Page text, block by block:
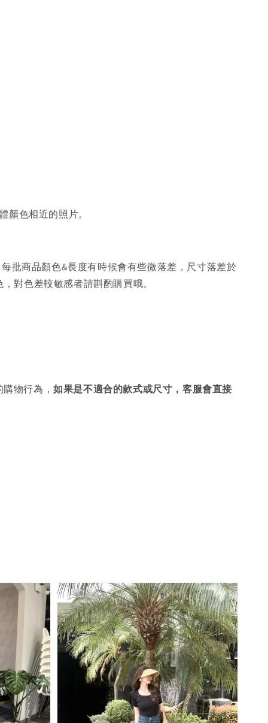
色相近的照片。
批商品顏色&長度有時候會有些微落差，尺寸落差於
對色差較敏感者請斟酌購買哦。
購物行為，如果是不適合的款式或尺寸，客服會直接